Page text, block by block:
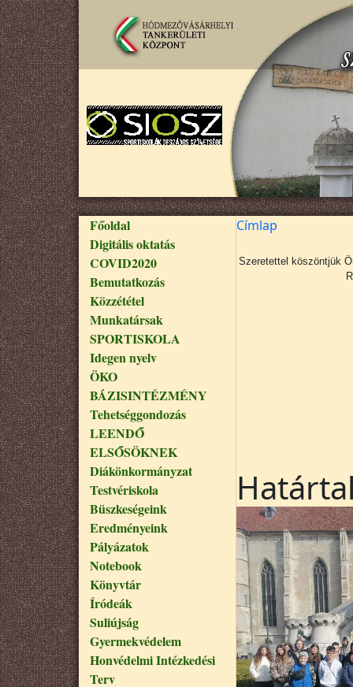
Ugrás a tartalomra
Fő navigáció
Főoldal
Digitális oktatás
COVID2020
Bemutatkozás
Közzététel
Munkatársak
SPORTISKOLA
Idegen nyelv
ÖKO
BÁZISINTÉZMÉNY
Tehetséggondozás
LEENDŐ
ELSŐSÖKNEK
Diákönkormányzat
Testvériskola
Büszkeségeink
Eredményeink
Pályázatok
Notebook
Könyvtár
Íródeák
Suliújság
Gyermekvédelem
Honvédelmi Intézkedési
Terv
Címlap
Szeretettel köszöntjük